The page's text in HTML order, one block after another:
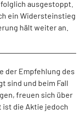
ausgestoppt.
ein Widersteinstieg
hält weiter an.
der Empfehlung des
sind und beim Fall
freuen sich über
ist die Aktie jedoch